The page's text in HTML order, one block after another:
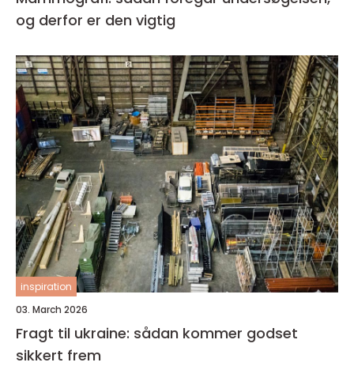
og derfor er den vigtig
inspiration
03. March 2026
Fragt til ukraine: sådan kommer godset
sikkert frem